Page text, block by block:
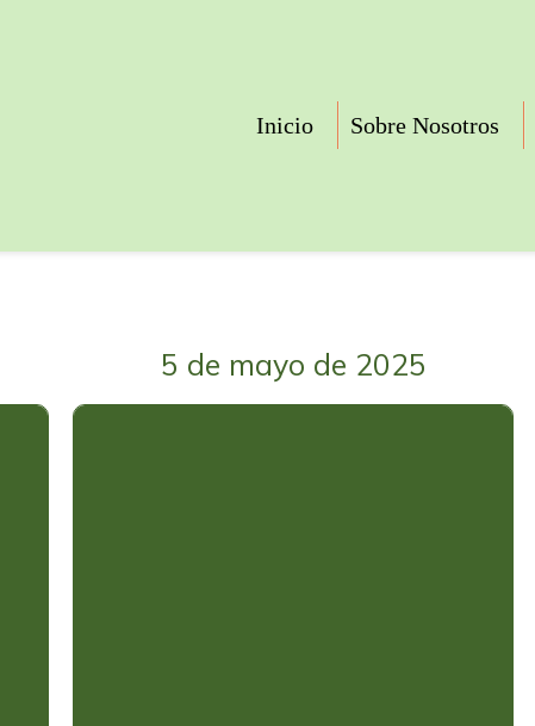
Inicio Sobre Nosotros
5 de mayo de 2025